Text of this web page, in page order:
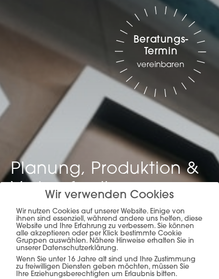
Planung, Produktion &
Verkauf –alles aus
einer Hand.
mehr erfahren
Beratungs-
Termin
vereinbaren
Wir verwenden Cookies
Wir nutzen Cookies auf unserer Website. Einige von
ihnen sind essenziell, während andere uns helfen, diese
Website und Ihre Erfahrung zu verbessern. Sie können
alle akzeptieren oder per Klick bestimmte Cookie
Gruppen auswählen. Nähere Hinweise erhalten Sie in
unserer Datenschutzerklärung.
Wenn Sie unter 16 Jahre alt sind und Ihre Zustimmung
zu freiwilligen Diensten geben möchten, müssen Sie
Ihre Erziehungsberechtigten um Erlaubnis bitten.